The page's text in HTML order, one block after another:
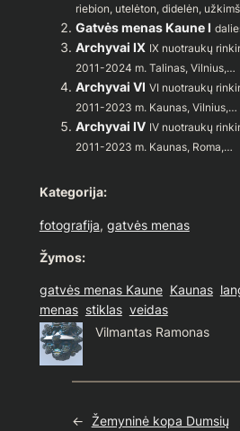
riebion, utelėton, didelėn,
Gatvės menas Kaune I
Archyvai IX IX nuotraukų
2011-2024 m. Talinas, Vilnius,…
Archyvai VI VI nuotraukų
2011-2023 m. Kaunas, Vilnius,…
Archyvai IV IV nuotraukų
2011-2023 m. Kaunas, Roma,…
Kategorija:
fotografija, gatvės menas
Žymos:
gatvės menas Kaune Kaunas
menas stiklas veidas
Vilmantas Ramonas
← Žemyninė kopa Dumsių